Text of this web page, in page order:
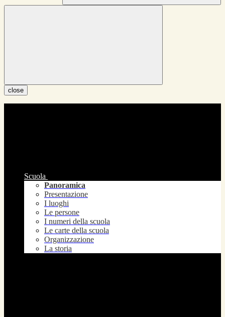
close
Scuola
Panoramica
Presentazione
I luoghi
Le persone
I numeri della scuola
Le carte della scuola
Organizzazione
La storia